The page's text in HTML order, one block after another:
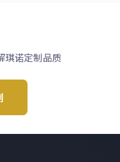
琪诺定制品质